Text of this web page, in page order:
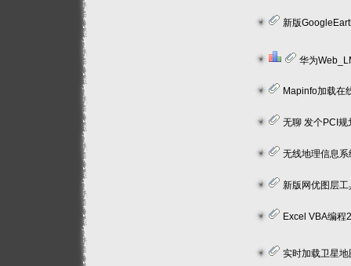
新版GoogleEarth图
华为Web_LMT登录器（自动
Mapinfo加载在线/
无聊 发个PCI
无线地理信息系统-结合网络
新版网优图层
Excel VBA编程
实时加载卫星地图到